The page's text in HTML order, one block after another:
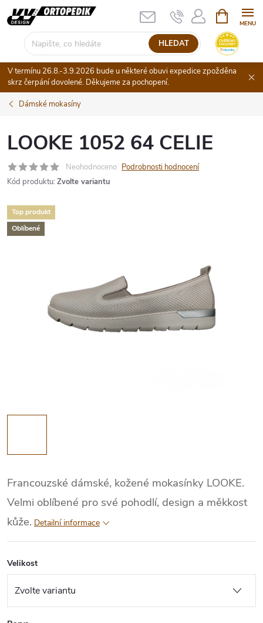
Přejít
na
HLEDAT
NÁKUPNÍ
KOŠÍK
V termínu 26.8.-3.9.2026 bude u některé obuvi expedice zpožděna
skrz čerpání dovolené. Děkujeme za pochopení.
Dámské mokasíny
LOOKE 1052 64 CELIE
Neohodnoceno Podrobnosti hodnocení
Kód produktu: Zvolte variantu
Top produkt
Oblíbené
Francouzské dámské, kožené mokasínky LOOKE.
Velmi oblíbené pro své pohodlí, design a měkkost
kůže. Detailní informace
Velikost